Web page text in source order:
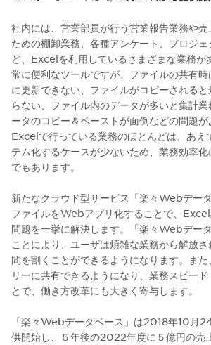
社内には、営業部員が行う営業報告業務や
ための棚卸業務、各種アンケート、プロジ
ど、Excelを利用しているさまざまな業務
常に便利なツールですが、ファイルの共有
に更新できない、ファイルがコピーされる
らない、ファイル内のデータが多いと集計
ータのコピー＆ペーストが面倒などの問題が
Excelで行っている業務のほとんどは、あえ
テム化するケースが少ないため、業務効率
でもあります。
新たなクラウド型サービス「楽々Webデー
ファイルをWebアプリ化することで、
問題を一挙に解決します。「楽々Webデー
ことにより、ユーザは煩雑な業務から解放
間を割くことができるようになります。ま
リーに共有できるようになり、業務スピード
とで、働き方改革にも大きく寄与します。
「楽々Webデータベース」は2018年10月
供開始し、５年後の2022年度に５億円の売